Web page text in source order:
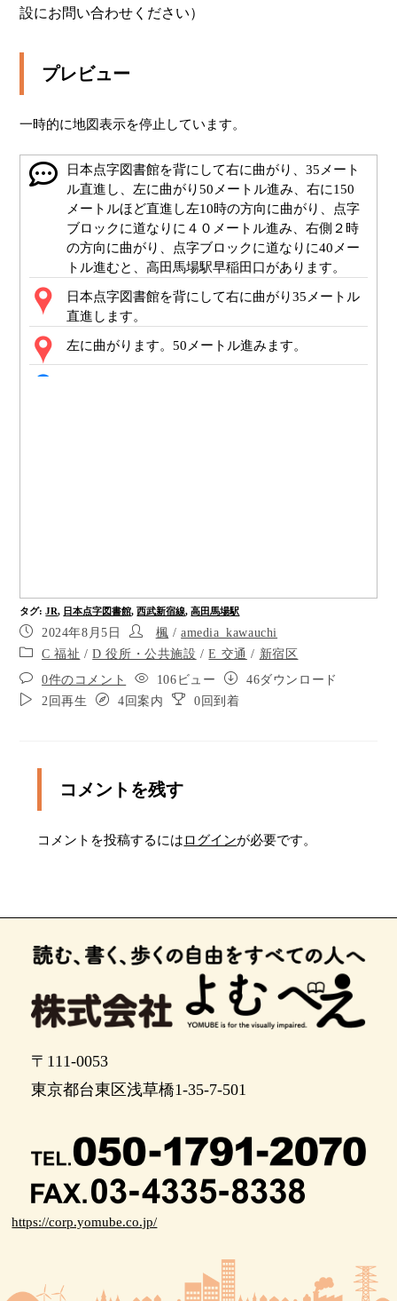
設にお問い合わせください）
プレビュー
一時的に地図表示を停止しています。
日本点字図書館を背にして右に曲がり、35メート
ル直進し、左に曲がり50メートル進み、右に150
メートルほど直進し左10時の方向に曲がり、点字
ブロックに道なりに４０メートル進み、右側２時
の方向に曲がり、点字ブロックに道なりに40メー
トル進むと、高田馬場駅早稲田口があります。
日本点字図書館を背にして右に曲がり35メートル
直進します。
左に曲がります。50メートル進みます。
正面の信号のない横断歩道を渡ります。
左側角にビックボックスがあります。60メートル
直進します。
ポイント10
ポイント12
40メートル進みます。
ると西武新宿線の改札が、その奥を左に曲がる
と、JR線の改札があります。
点字ブロックを左に曲がりまっすぐ進んで手前を
左に曲がると西武新宿線の改札が、その奥を左に
曲がると、JR線の改札があります。
タグ:JR, 日本点字図書館, 西武新宿線, 高田馬場駅
2024年8月5日 楓 /amedia_kawauchi
C 福祉 /D 役所・公共施設 /E 交通 / 新宿区
0件のコメント
106ビュー
46ダウンロード
2回再生
4回案内 0回到着
コメントを残す
コメントを投稿するにはログインが必要です。
〒111-0053
東京都台東区浅草橋1-35-7-501
https://corp.yomube.co.jp/